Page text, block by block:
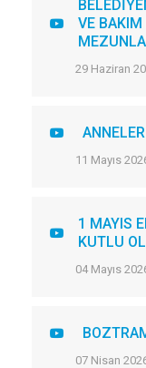
VE BAKIM
29 Haziran
11 Mayıs
1 MAYIS
KUTLU
04 Mayıs
07 Nisan